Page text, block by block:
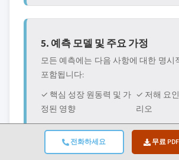
전화하세요 무료
5. 예측 모델 및 주요 가정
모든 예측에는 다음 사항에 대한 명시
포함됩니다:
✓ 핵심 성장 원동력 및 가
정된 영향
✓ 저해 요
리오
✓ 규제 가정 및 정책 변화
리스크
✓ 기술 수용
수